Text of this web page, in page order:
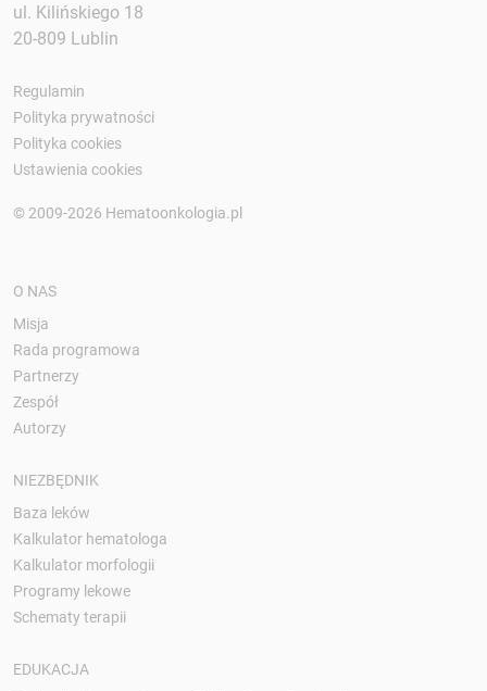
ul. Kilińskiego 18
20-809 Lublin
Regulamin
Polityka prywatności
Polityka cookies
Ustawienia cookies
© 2009-2026 Hematoonkologia.pl
O NAS
Misja
Rada programowa
Partnerzy
Zespół
Autorzy
NIEZBĘDNIK
Baza leków
Kalkulator hematologa
Kalkulator morfologii
Programy lekowe
Schematy terapii
EDUKACJA